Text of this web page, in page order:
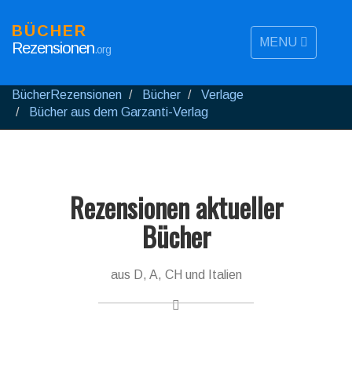
MENU
BÜCHER
Rezensionen.org
BücherRezensionen Bücher
Verlage
Bücher aus dem Garzanti-Verlag
Rezensionen aktueller
Bücher
aus D, A, CH und Italien